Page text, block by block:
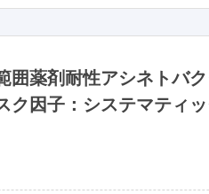
薬剤耐性アシネトバ
ク因子：システマティ